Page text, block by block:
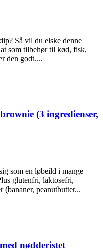
Så vil du elske denne
som tilbehør til kød, fisk,
den godt....
(3 ingredienser,
som en løbeild i mange
glutenfri, laktosefri,
peanutbutter...
nødderistet